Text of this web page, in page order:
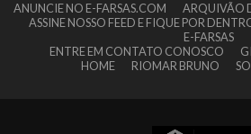
ANUNCIE NO E-FARSAS.COM ARQUIVÃO
ASSINE NOSSO FEED E FIQUE POR
E-FARSAS
ENTRE EM CONTATO CONOSCO
HOME
RIOMAR BRUNO